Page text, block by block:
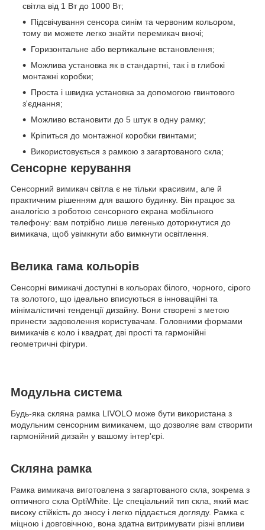
світла від 1 Вт до 1000 Вт;
Підсвічування сенсора синім та червоним кольором,
тому ви можете легко знайти перемикач вночі;
Горизонтальне або вертикальне встановлення;
Можлива установка як в стандартні, так і в глибокі
монтажні коробки;
Проста і швидка установка за допомогою гвинтового
з'єднання;
Можливо встановити до 5 штук в одну рамку;
Кріпиться до монтажної коробки гвинтами;
Використовується з рамкою з загартованого скла;
Сенсорне керування
Сенсорний вимикач світла є не тільки красивим, але й
практичним рішенням для вашого будинку. Він працює за
аналогією з роботою сенсорного екрана мобільного
телефону: вам потрібно лише легенько доторкнутися до
вимикача, щоб увімкнути або вимкнути освітлення.
Велика гама кольорів
Сенсорні вимикачі доступні в кольорах білого, чорного, сірого
та золотого, що ідеально вписуються в інноваційні та
мінімалістичні тенденції дизайну. Вони створені з метою
принести задоволення користувачам. Головними формами
вимикачів є коло і квадрат, дві прості та гармонійні
геометричні фігури.
Модульна система
Будь-яка скляна рамка LIVOLO може бути використана з
модульним сенсорним вимикачем, що дозволяє вам створити
гармонійний дизайн у вашому інтер'єрі.
Скляна рамка
Рамка вимикача виготовлена з загартованого скла, зокрема з
оптичного скла OptiWhite. Це спеціальний тип скла, який має
високу стійкість до зносу і легко піддається догляду. Рамка є
міцною і довговічною, вона здатна витримувати різні впливи